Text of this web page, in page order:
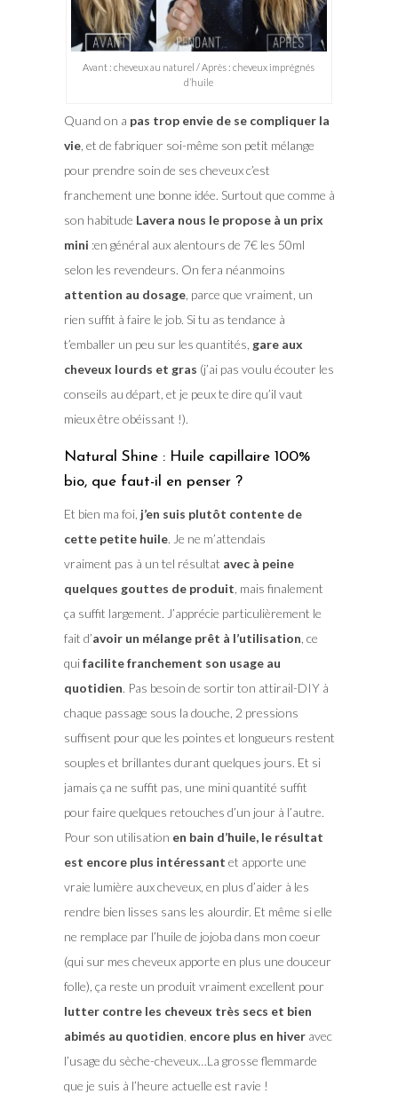
Avant : cheveux au naturel / Après : cheveux imprégnés
d’huile
Quand on a pas trop envie de se compliquer la
vie, et de fabriquer soi-même son petit mélange
pour prendre soin de ses cheveux c’est
franchement une bonne idée. Surtout que comme à
son habitude Lavera nous le propose à un prix
mini :en général aux alentours de 7€ les 50ml
selon les revendeurs. On fera néanmoins
attention au dosage, parce que vraiment, un
rien suffit à faire le job. Si tu as tendance à
t’emballer un peu sur les quantités, gare aux
cheveux lourds et gras (j’ai pas voulu écouter les
conseils au départ, et je peux te dire qu’il vaut
mieux être obéissant !).
Natural Shine : Huile capillaire 100%
bio, que faut-il en penser ?
Et bien ma foi, j’en suis plutôt contente de
cette petite huile. Je ne m’attendais
vraiment pas à un tel résultat avec à peine
quelques gouttes de produit , mais finalement
ça suffit largement. J’apprécie particulièrement le
fait d’avoir un mélange prêt à l’utilisation , ce
quifacilite franchement son usage au
quotidien. Pas besoin de sortir ton attirail-DIY à
chaque passage sous la douche, 2 pressions
suffisent pour que les pointes et longueurs restent
souples et brillantes durant quelques jours. Et si
jamais ça ne suffit pas, une mini quantité suffit
pour faire quelques retouches d’un jour à l’autre.
Pour son utilisation en bain d’huile, le résultat
est encore plus intéressant et apporte une
vraie lumière aux cheveux, en plus d’aider à les
rendre bien lisses sans les alourdir. Et même si elle
ne remplace par l’huile de jojoba dans mon coeur
(qui sur mes cheveux apporte en plus une douceur
folle), ça reste un produit vraiment excellent pour
lutter contre les cheveux très secs et bien
abimés au quotidien encore plus en hiveravec
l’usage du sèche-cheveux…La grosse flemmarde
que je suis à l’heure actuelle est ravie !